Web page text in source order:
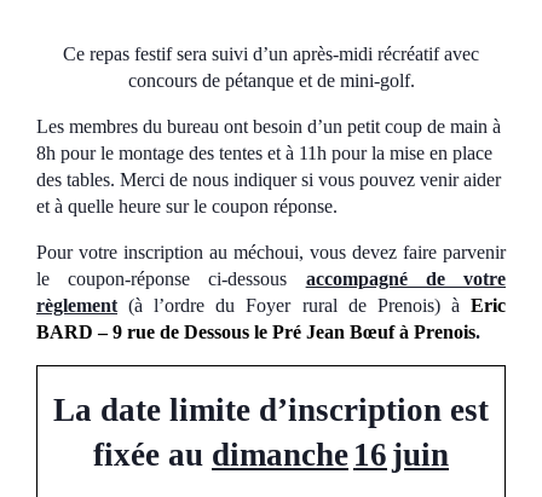
Ce repas festif sera suivi d’un après-midi récréatif avec
concours de pétanque et de mini-golf.
Les membres du bureau ont besoin d’un petit coup de main à
8h pour le montage des tentes et à 11h pour la mise en place
des tables. Merci de nous indiquer si vous pouvez venir aider
et à quelle heure sur le coupon réponse.
Pour votre inscription au méchoui, vous devez faire parvenir
le coupon-réponse ci-dessous accompagné de votre
règlement (à l’ordre du Foyer rural de Prenois) à Eric
BARD – 9 rue de Dessous le Pré Jean Bœuf à Prenois.
La date limite d’inscription est
fixée au dimanche 16 juin